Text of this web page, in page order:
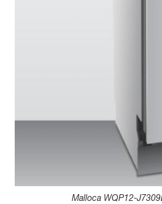
Malloca WQP12-